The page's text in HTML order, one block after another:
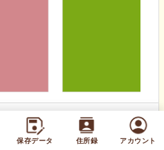
保存データ 住所録 アカウント